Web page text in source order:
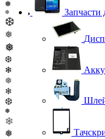
❅
❄
❆
❅
❅
❆
❄
❅
❄
❆
❅
❄
❅
Запчасти